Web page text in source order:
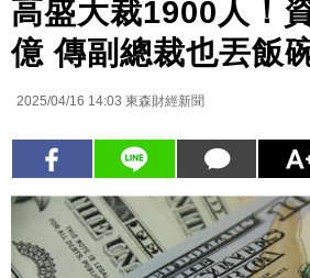
高盛大裁1900人！
億 傳副總裁也丟飯
2025/04/16 14:03 東森財經新聞